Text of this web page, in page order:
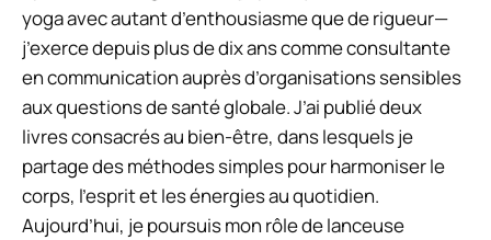
yoga avec autant d’enthousiasme que de rigueur—
j’exerce depuis plus de dix ans comme consultante
en communication auprès d’organisations sensibles
aux questions de santé globale. J’ai publié deux
livres consacrés au bien-être, dans lesquels je
partage des méthodes simples pour harmoniser le
corps, l’esprit et les énergies au quotidien.
Aujourd’hui, je poursuis mon rôle de lanceuse